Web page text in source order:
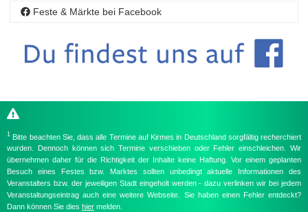
Feste & Märkte bei Facebook
1 Bitte beachten Sie, dass alle Termine auf Kirmes in Deutschland sorgfältig recherchiert
wurden. Dennoch können sich Termine verschieben oder Fehler einschleichen. Wir
übernehmen daher für die Richtigkeit der Inhalte keine Haftung. Vor einem geplanten
Besuch eines Festes bzw. Marktes sollten unbedingt aktuelle Informationen des
Veranstalters bzw. der jeweiligen Stadt eingeholt werden - dazu verlinken wir bei jedem
Veranstaltungseintrag auch eine weitere Webseite. Sie haben einen Fehler entdeckt?
Dann können Sie dies hier melden.